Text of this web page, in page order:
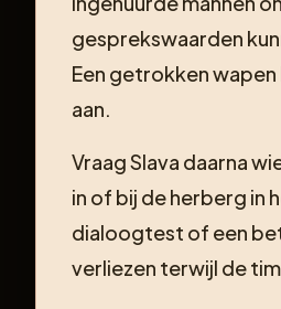
gesprekswaarden
Een getrokken
aan.
Vraag Slava daarna
in of bij de herberg in
dialoogtest of een
verliezen terwijl de